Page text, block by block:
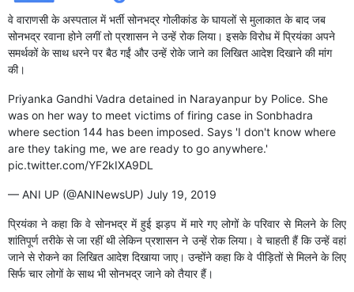
वे वाराणसी के अस्पताल में भर्ती सोनभद्र गोलीकांड के घायलों से मुलाकात के बाद जब
सोनभद्र रवाना होने लगीं तो प्रशासन ने उन्हें रोक लिया। इसके विरोध में प्रियंका अपने
समर्थकों के साथ धरने पर बैठ गईं और उन्हें रोके जाने का लिखित आदेश दिखाने की मांग
की।
Priyanka Gandhi Vadra detained in Narayanpur by Police. She
was on her way to meet victims of firing case in Sonbhadra
where section 144 has been imposed. Says 'I don't know where
are they taking me, we are ready to go anywhere.'
pic.twitter.com/YF2kIXA9DL
— ANI UP (@ANINewsUP) July 19, 2019
प्रियंका ने कहा कि वे सोनभद्र में हुई झड़प में मारे गए लोगों के परिवार से मिलने के लिए
शांतिपूर्ण तरीके से जा रहीं थी लेकिन प्रशासन ने उन्हें रोक लिया। वे चाहती हैं कि उन्हें वहां
जाने से रोकने का लिखित आदेश दिखाया जाए। उन्होंने कहा कि वे पीड़ितों से मिलने के लिए
सिर्फ चार लोगों के साथ भी सोनभद्र जाने को तैयार हैं।